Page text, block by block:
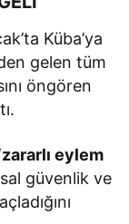
Küba’ya
gelen tüm
öngören
eylem
güvenlik ve